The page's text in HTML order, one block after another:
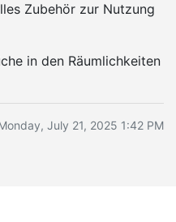
Zubehör zur Nutzung
in den Räumlichkeiten
July 21, 2025 1:42 PM